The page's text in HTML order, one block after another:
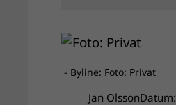
- Byline: Foto: Privat
Jan OlssonDatum: